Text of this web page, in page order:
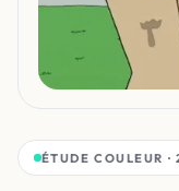
ÉTUDE COULEUR ·